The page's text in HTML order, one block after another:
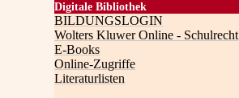
Digitale Bibliothek
BILDUNGSLOGIN
Wolters Kluwer Online - Schulrecht
E-Books
Online-Zugriffe
Literaturlisten